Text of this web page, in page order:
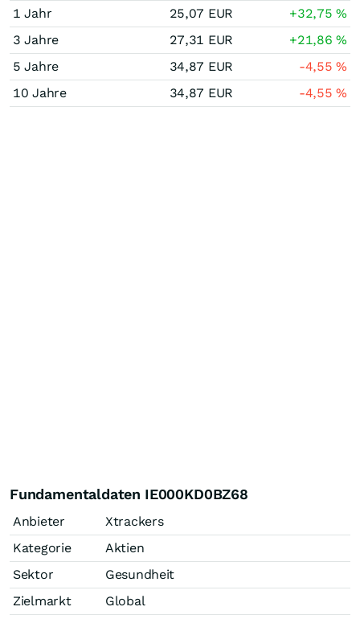
1 Jahr 25,07 EUR +32,75%
3 Jahre
27,31 EUR +21,86%
5 Jahre
34,87 EUR -4,55%
10 Jahre
34,87 EUR -4,55%
Fundamentaldaten IE000KD0BZ68
Anbieter
Xtrackers
Kategorie
Aktien
Sektor
Gesundheit
Zielmarkt
Global